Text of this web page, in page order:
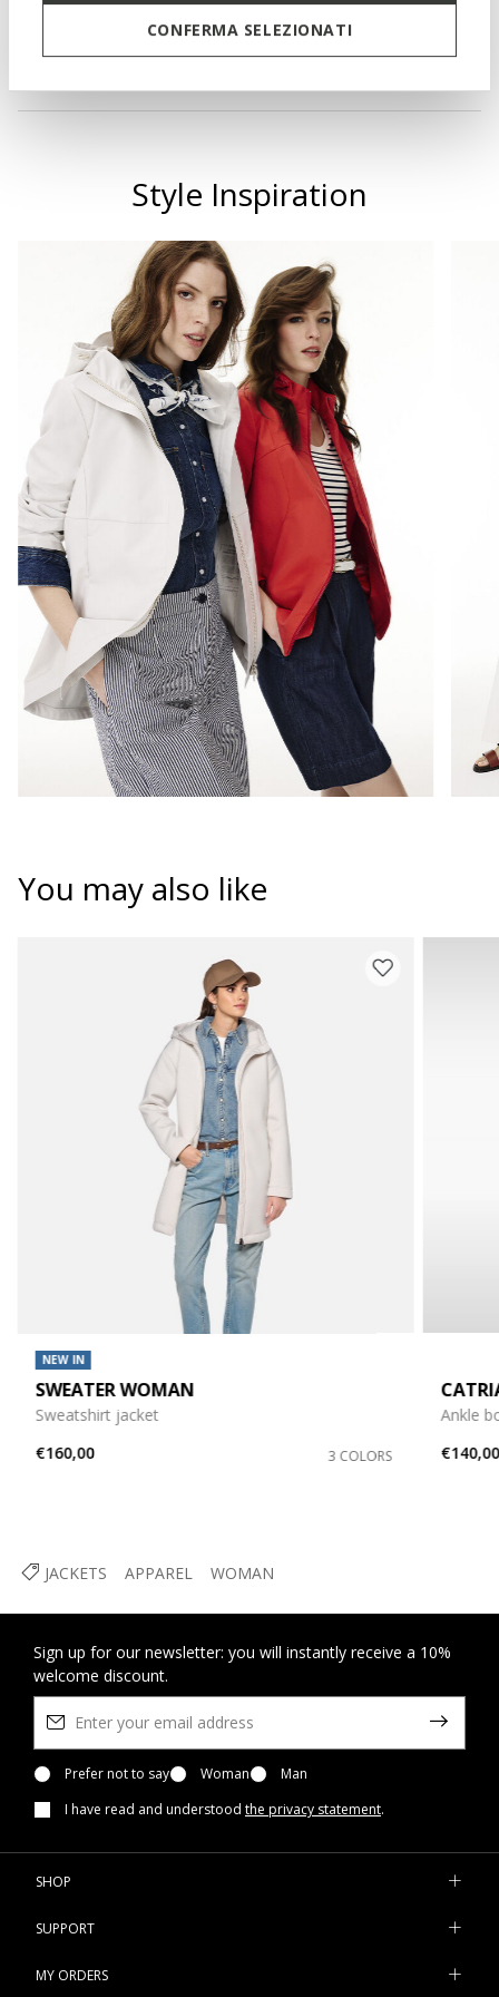
CONFERMA SELEZIONATI
JACKETS APPAREL WOMAN
Style Inspiration
You may also like
NEW IN
SWEATER WOMAN
Sweatshirt jacket
€160,00
3 COLORS
Ankle
€140,00
Sign up for our newsletter: you will instantly receive a 10%
welcome discount.
Prefer not to say Woman
Man
I have read and understood the privacy statement.
SHOP
SUPPORT
MY ORDERS